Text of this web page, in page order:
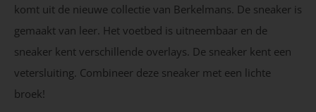
komt uit de nieuwe collectie van Berkelmans. De sneaker is
gemaakt van leer. Het voetbed is uitneembaar en de
sneaker kent verschillende overlays. De sneaker kent een
vetersluiting. Combineer deze sneaker met een lichte
broek!